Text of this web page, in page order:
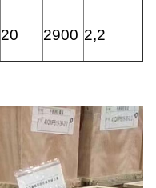
20 2900 2,2